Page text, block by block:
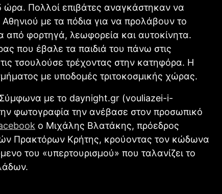
ώρα. Πολλοί επιβάτες αναγκάστηκαν να
με τα πόδια για να προλάβουν το
από φορτηγά, λεωφορεία και αυτοκίνητα.
που έβαλε τα παιδιά του πάνω στις
τις τσουλούσε τρέχοντας στην κατηφόρα. Η
με υποδομές τριτοκοσμικής χώρας.
Σύμφωνα με το daynight.gr (vouliazei-i-
φωτογραφία την ανέβασε στον προσωπικό
ο Μιχάλης Βλατάκης, πρόεδρος
Πρακτόρων Κρήτης, κρούοντας τον κώδωνα
του «υπερτουρισμού» που ταλανίζει το